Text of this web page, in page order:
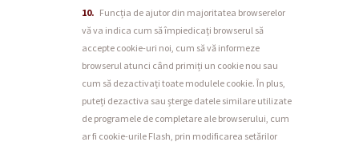
Funcția de ajutor din majoritatea browserelor
vă va indica cum să împiedicați browserul să
accepte cookie-uri noi, cum să vă informeze
browserul atunci când primiți un cookie nou sau
cum să dezactivați toate modulele cookie. În plus,
puteți dezactiva sau șterge datele similare utilizate
de programele de completare ale browserului, cum
ar fi cookie-urile Flash, prin modificarea setărilor